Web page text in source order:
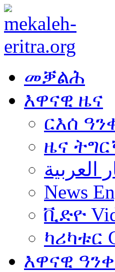
መቓልሕ
እዋናዊ ዜና
ርእሰ
ዜና
العربية
News
ካሪካቱር
እዋናዊ